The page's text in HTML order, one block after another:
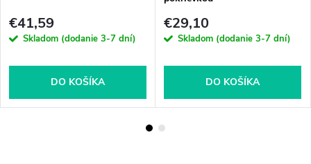
€41,59
Skladom (dodanie 3-7 dní)
DO KOŠÍKA
€29,10
Skladom (dodanie 3-7 dní)
DO KOŠÍKA